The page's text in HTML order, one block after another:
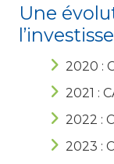
Une
2020 :
2021 :
2022 :
2023 :